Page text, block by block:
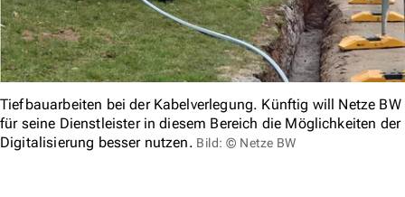
Tiefbauarbeiten bei der Kabelverlegung. Künftig will Netze BW
für seine Dienstleister in diesem Bereich die Möglichkeiten der
Digitalisierung besser nutzen. Bild: © Netze BW